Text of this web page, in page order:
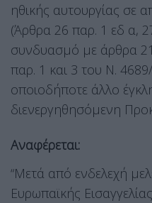
ηθικής αυτουργίας σε
(Άρθρα 26 παρ. 1 εδ α,
συνδυασμό με άρθρα
παρ. 1 και 3 του Ν.
οποιοδήποτε άλλο
διενεργηθησόμενη
Αναφέρεται:
“Μετά από ενδελεχή
Ευρωπαϊκής